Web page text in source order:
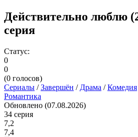
Действительно люблю
серия
Статус:
0
0
(0 голосов)
Сериалы /Завершён / Драма /Комедия
Романтика
Обновлено (07.08.2026)
34 серия
7,2
7,4